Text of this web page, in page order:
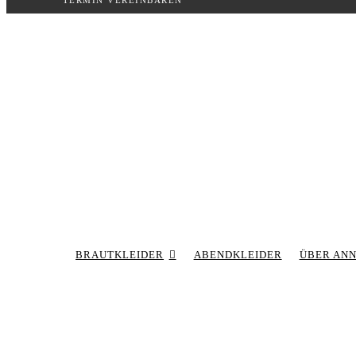
Inhalt
BRAUTKLEIDER ABENDKLEIDER ÜBER